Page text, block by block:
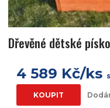
Dřevěné dětské
4 589 Kč/ks
KOUPIT